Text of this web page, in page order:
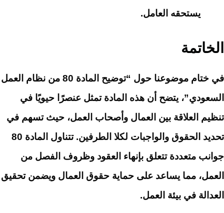
يستحقه العامل.
الخاتمة
في ختام موضوعنا حول “توضيح المادة 80 من نظام العمل
السعودي”، يتضح أن هذه المادة تمثل عنصرًا حيويًا في
تنظيم العلاقة بين العمال وأصحاب العمل، حيث تسهم في
تحديد الحقوق والواجبات لكلا الطرفين. تتناول المادة 80
جوانب متعددة تتعلق بإنهاء العقود وظروف الفصل من
العمل، مما يساعد على حماية حقوق العمال ويضمن تحقيق
العدالة في بيئة العمل.